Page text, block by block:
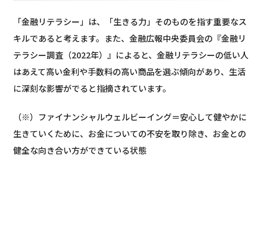
「金融リテラシー」は、「生きる力」そのものを指す重要なス
キルであると考えます。また、金融広報中央委員会の『金融リ
テラシー調査（2022年）』によると、金融リテラシーの低い人
はあえて高い金利や手数料の高い商品を選ぶ傾向があり、生活
に深刻な影響がでると指摘されています。
（※）ファイナンシャルウェルビーイング＝安心して健やかに
生きていくために、お金についての不安を取り除き、お金との
健全な向き合い方ができている状態